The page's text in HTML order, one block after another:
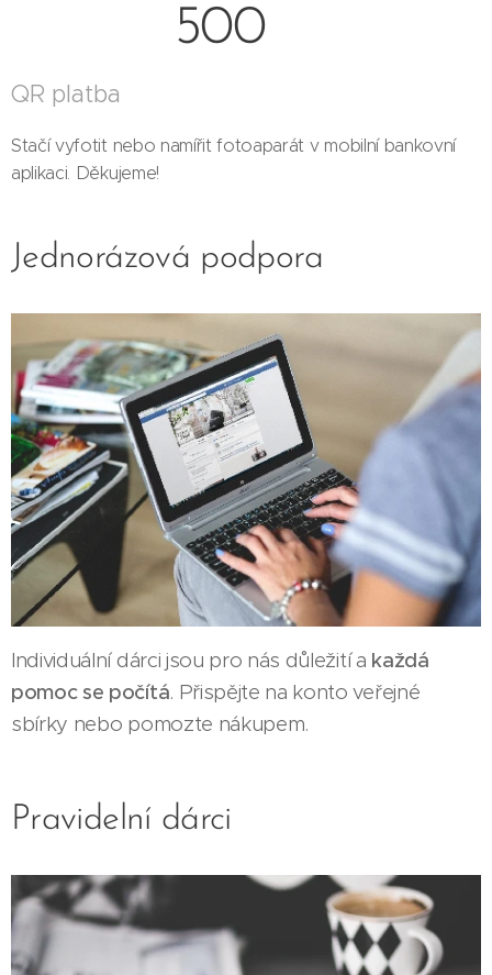
500
QR platba
Stačí vyfotit nebo namířit fotoaparát v mobilní bankovní
aplikaci. Děkujeme!
Jednorázová podpora
Individuální dárci jsou pro nás důležití a každá
pomoc se počítá. Přispějte na konto veřejné
sbírky nebo pomozte nákupem.
Pravidelní dárci